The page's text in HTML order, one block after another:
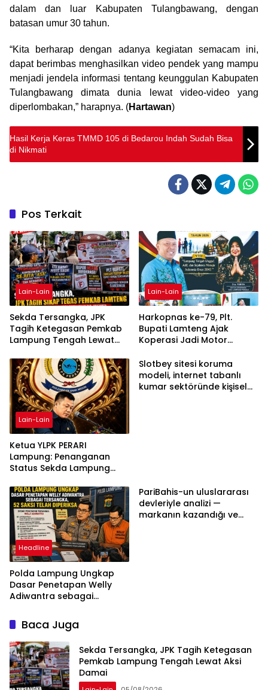
dalam dan luar Kabupaten Tulangbawang, dengan
batasan umur 30 tahun.
“Kita berharap dengan adanya kegiatan semacam ini,
dapat berimbas menghasilkan video pendek yang mampu
menjadi jendela informasi tentang keunggulan Kabupaten
Tulangbawang dimata dunia lewat video-video yang
diperlombakan,” harapnya. (Hartawan)
Hasil Kerja Keras TMMD 105 di Bedarou Indah Sudah Bisa
di Nikmati
Pos Terkait
Lain-Lain
Sekda Tersangka, JPK
Tagih Ketegasan Pemkab
Lampung Tengah Lewat
Lain-Lain
Harkopnas ke-79, Plt.
Bupati Lamteng Ajak
Koperasi Jadi Motor
Lain-Lain
Ketua YLPK PERARI
Lampung: Penanganan
Status Sekda Lampung
Berdasarkan Aturan,
Bukan Tekanan Opini
Slotbey sitesi koruma
modeli, internet tabanlı
kumar sektöründe kişisel
Headline
Polda Lampung Ungkap
Dasar Penetapan Welly
Adiwantra sebagai
Diperiksa
PariBahis-un uluslararası
devleriyle analizi —
markanın kazandığı ve
Baca Juga
Sekda Tersangka, JPK Tagih Ketegasan
Pemkab Lampung Tengah Lewat Aksi
Damai